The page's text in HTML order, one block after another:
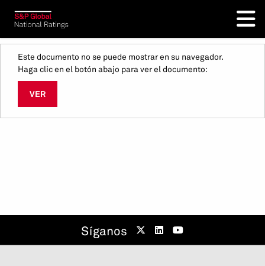
Este documento no se puede mostrar en su navegador.
Haga clic en el botón abajo para ver el documento:
VER
Síganos